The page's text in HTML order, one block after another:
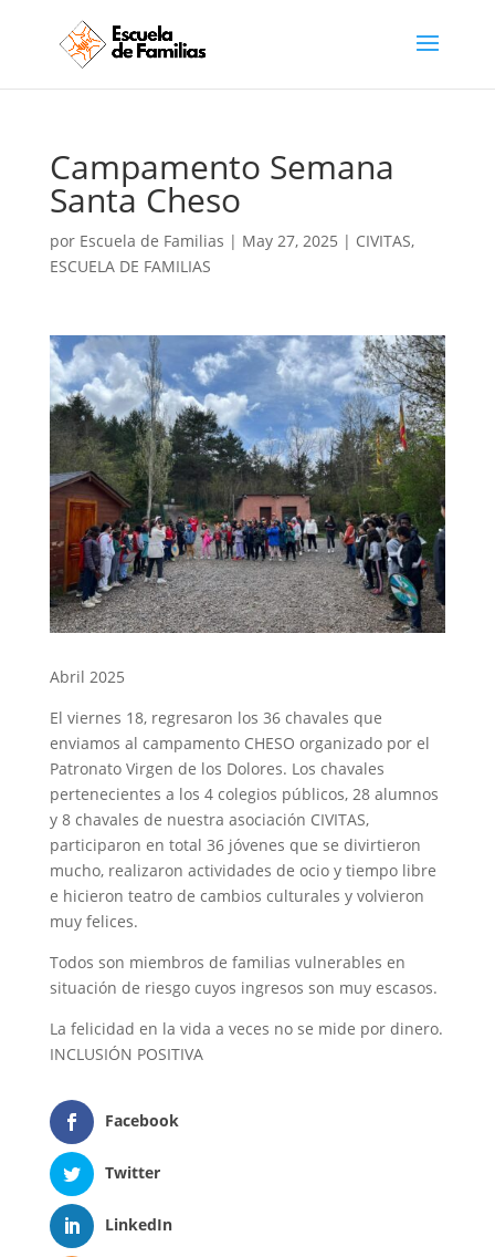
Campamento Semana
Santa Cheso
por Escuela de Familias | May 27, 2025 | CIVITAS,
ESCUELA DE FAMILIAS
Abril 2025
El viernes 18, regresaron los 36 chavales que
enviamos al campamento CHESO organizado por el
Patronato Virgen de los Dolores. Los chavales
pertenecientes a los 4 colegios públicos, 28 alumnos
y 8 chavales de nuestra asociación CIVITAS,
participaron en total 36 jóvenes que se divirtieron
mucho, realizaron actividades de ocio y tiempo libre
e hicieron teatro de cambios culturales y volvieron
muy felices.
Todos son miembros de familias vulnerables en
situación de riesgo cuyos ingresos son muy escasos.
La felicidad en la vida a veces no se mide por dinero.
INCLUSIÓN POSITIVA
Facebook
Twitter
LinkedIn